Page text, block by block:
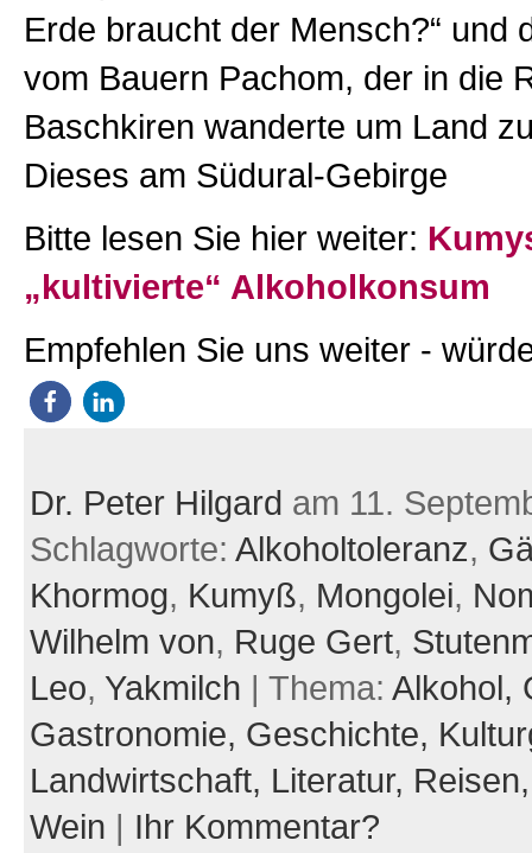
Erde braucht der Mensch?“ und
vom Bauern Pachom, der in die
Baschkiren wanderte um Land
Dieses am Südural-Gebirge
Bitte lesen Sie hier weiter:
„kultivierte“ Alkoholkonsum
Empfehlen Sie uns weiter -
Dr. Peter Hilgard am 11.
Schlagworte: Alkoholtoleranz,
Khormog, Kumyß, Mongolei,
Wilhelm von, Ruge Gert,
Leo, Yakmilch | Thema: Alkohol,
Gastronomie, Geschichte,
Landwirtschaft, Literatur,
Wein | Ihr Kommentar?